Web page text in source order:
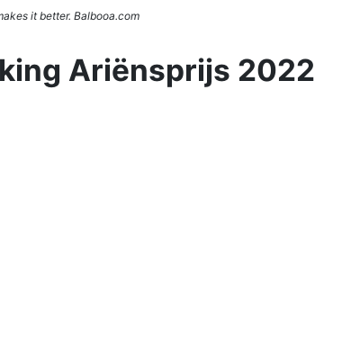
it better. Balbooa.com
Ariënsprijs 2022